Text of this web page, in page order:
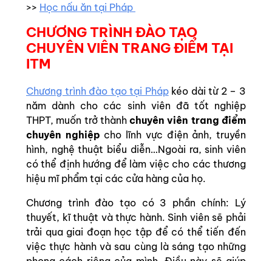
>> Học nấu ăn tại Pháp
CHƯƠNG TRÌNH ĐÀO TẠO
CHUYÊN VIÊN TRANG ĐIỂM TẠI
ITM
Chương trình đào tạo tại Phápkéo dài từ 2 – 3
năm dành cho các sinh viên đã tốt nghiệp
THPT, muốn trở thànhchuyên viên trang điểm
chuyên nghiệp cho lĩnh vực điện ảnh, truyền
hình, nghệ thuật biểu diễn…Ngoài ra, sinh viên
có thể định hướng để làm việc cho các thương
hiệu mĩ phẩm tại các cửa hàng của họ.
Chương trình đào tạo có 3 phần chính: Lý
thuyết, kĩ thuật và thực hành. Sinh viên sẽ phải
trải qua giai đoạn học tập để có thể tiến đến
việc thực hành và sau cùng là sáng tạo những